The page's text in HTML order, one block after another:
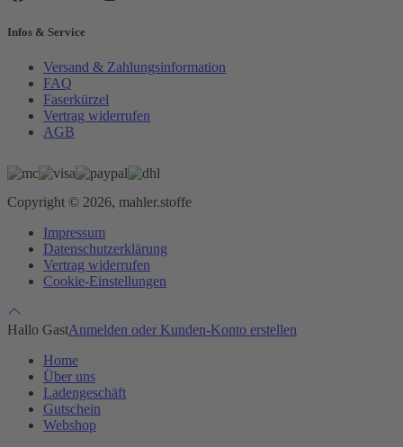
Infos & Service
Versand & Zahlungsinformation
FAQ
Faserkürzel
Vertrag widerrufen
AGB
Copyright © 2026, mahler.stoffe
Impressum
Datenschutzerklärung
Vertrag widerrufen
Cookie-Einstellungen
Hallo GastAnmelden oder Kunden-Konto erstellen
Home
Über uns
Ladengeschäft
Gutschein
Webshop